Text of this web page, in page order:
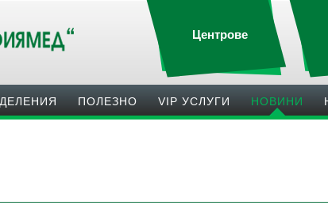
Центрове
ПОЛЕЗНO VIP УСЛУГИ НОВИНИ